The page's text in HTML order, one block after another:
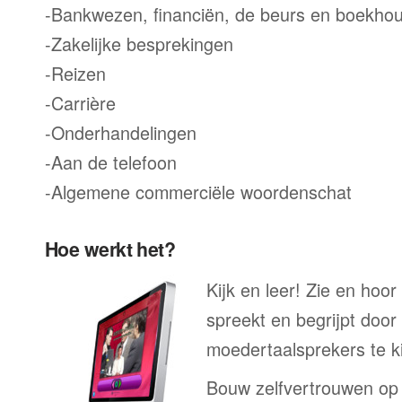
-Bankwezen, financiën, de beurs en
-Zakelijke besprekingen
-Reizen
-Carrière
-Onderhandelingen
-Aan de telefoon
-Algemene commerciële woordenschat
Hoe werkt het?
Kijk en leer! Zie en
spreekt en begrijpt
moedertaalsprekers te
Bouw zelfvertrouwen